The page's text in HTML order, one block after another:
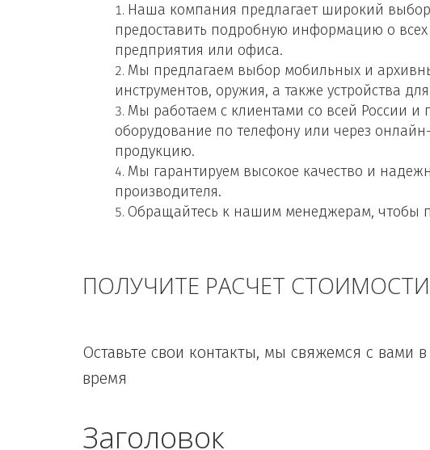
Наша компания предлагает широкий
предоставить подробную информацию о
предприятия или офиса.
Мы предлагаем выбор мобильных и
инструментов, оружия, а также устройства
Мы работаем с клиентами со всей России
оборудование по телефону или через
продукцию.
Мы гарантируем высокое качество и
производителя.
Обращайтесь к нашим менеджерам, чтобы
ПОЛУЧИТЕ РАСЧЕТ
Оставьте свои контакты, мы свяжемся с вами
время
Заголовок